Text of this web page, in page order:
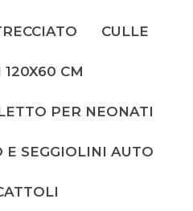
CULLE
CM
PER NEONATI
E SEGGIOLINI AUTO